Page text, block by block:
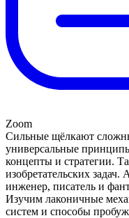
Zoom
Сильные щёлкают
универсальные
концепты и стратегии.
изобретательских
инженер, писатель и
Изучим лаконичные
систем и способы